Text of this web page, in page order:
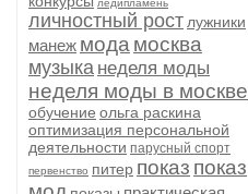
лёдипламень
личностный рост лужники
манеж мода москва
музыка неделя моды
неделя моды в москве
обучение ольга раскина
оптимизация персональной
деятельности парусный спорт
первенство питер показ показ